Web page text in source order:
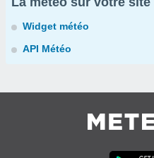
Widget météo
API Météo